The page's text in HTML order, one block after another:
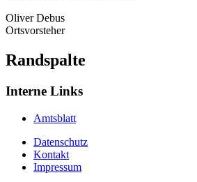
Oliver Debus
Ortsvorsteher
Randspalte
Interne Links
Amtsblatt
Datenschutz
Kontakt
Impressum